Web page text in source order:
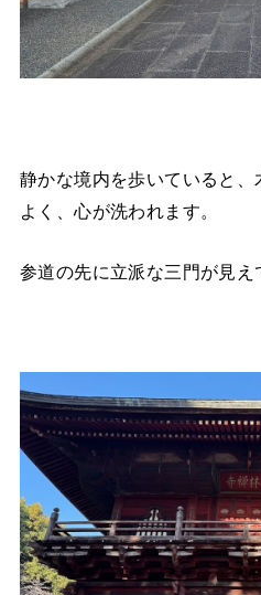
静かな境内を歩いていると
よく、心が洗われます。
参道の先に立派な三門が見え